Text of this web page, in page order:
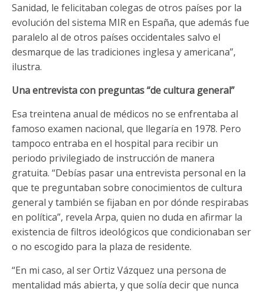
Sanidad, le felicitaban colegas de otros países por la
evolución del sistema MIR en España, que además fue
paralelo al de otros países occidentales salvo el
desmarque de las tradiciones inglesa y americana”,
ilustra.
Una entrevista con preguntas “de cultura general”
Esa treintena anual de médicos no se enfrentaba al
famoso examen nacional, que llegaría en 1978. Pero
tampoco entraba en el hospital para recibir un
periodo privilegiado de instrucción de manera
gratuita. “Debías pasar una entrevista personal en la
que te preguntaban sobre conocimientos de cultura
general y también se fijaban en por dónde respirabas
en política”, revela Arpa, quien no duda en afirmar la
existencia de filtros ideológicos que condicionaban ser
o no escogido para la plaza de residente.
“En mi caso, al ser Ortiz Vázquez una persona de
mentalidad más abierta, y que solía decir que nunca